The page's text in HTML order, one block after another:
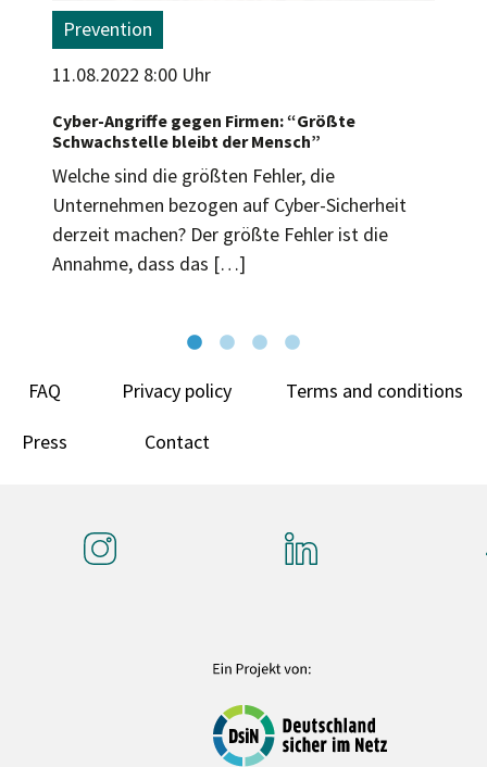
Prevention
11.08.2022 8:00 Uhr
Cyber-Angriffe gegen Firmen: “Größte
Schwachstelle bleibt der Mensch”
Welche sind die größten Fehler, die
Unternehmen bezogen auf Cyber-Sicherheit
derzeit machen? Der größte Fehler ist die
Annahme, dass das […]
FAQ Privacy policy Terms and conditions
Press Contact